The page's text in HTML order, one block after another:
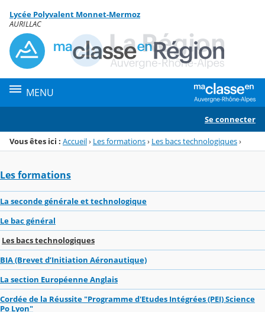
Menu de la rubrique
Contenu
Lycée Polyvalent Monnet-Mermoz
AURILLAC
MENU
Se connecter
Vous êtes ici : Accueil› Les formations› Les bacs technologiques›
Les formations
La seconde générale et technologique
Le bac général
Les bacs technologiques
BIA (Brevet d’Initiation Aéronautique)
La section Européenne Anglais
Cordée de la Réussite "Programme d'Etudes Intégrées (PEI) Science
Po Lyon"